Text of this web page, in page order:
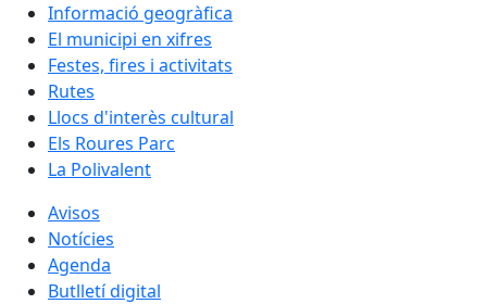
Informació geogràfica
El municipi en xifres
Festes, fires i activitats
Rutes
Llocs d'interès cultural
Els Roures Parc
La Polivalent
Avisos
Notícies
Agenda
Butlletí digital